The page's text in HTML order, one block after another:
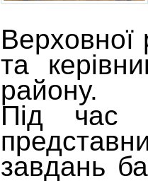
та
району.
Під час
завдань